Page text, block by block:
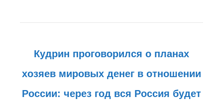
Кудрин проговорился о планах
хозяев мировых денег в отношении
России: через год вся Россия будет